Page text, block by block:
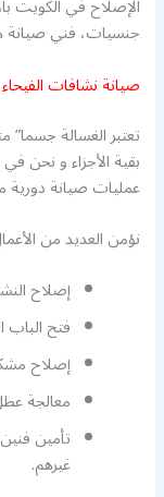
الإصلاح في الكويت
جنسيات، فني صيانة
صيانة نشافات الفيحاء
تعتبر الغسالة
بقية الأجزاء و نحن
عمليات صيانة
نؤمن العديد من
إصلاح
فتح الباب
إصلاح
معالجة
تأمين
غيرهم.